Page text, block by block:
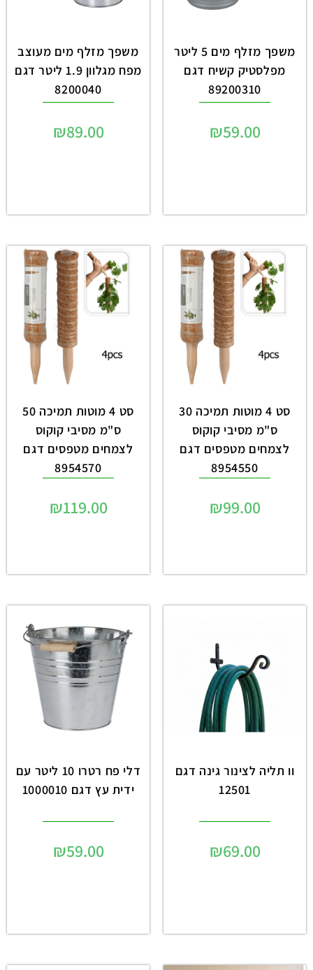
משפך מזלף מים 5 ליטר
מפלסטיק קשיח דגם
89200310
₪59.00
משפך מזלף מים מעוצב
מפח מגלוון 1.9 ליטר דגם
8200040
₪89.00
סט 4 מוטות תמיכה 30
ס"מ מסיבי קוקוס
לצמחים מטפסים דגם
8954550
₪99.00
סט 4 מוטות תמיכה 50
ס"מ מסיבי קוקוס
לצמחים מטפסים דגם
8954570
₪119.00
וו תליה לצינור גינה דגם
12501
₪69.00
דלי פח רטרו 10 ליטר עם
ידית עץ דגם 1000010
₪59.00